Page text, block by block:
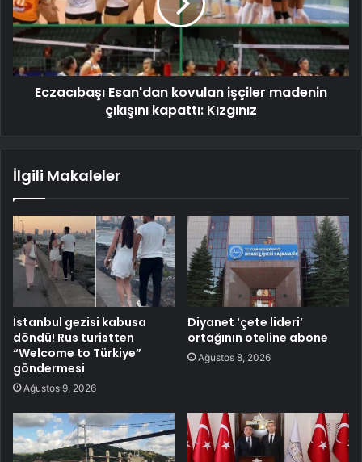
Eczacıbaşı Esan'dan kovulan işçiler madenin
çıkışını kapattı: Kızgınız
İlgili Makaleler
İstanbul gezisi kabusa
döndü! Rus turistten
“Welcome to Türkiye”
göndermesi
Ağustos 9, 2026
Diyanet ‘çete lideri’
ortağının oteline abone
Ağustos 8, 2026